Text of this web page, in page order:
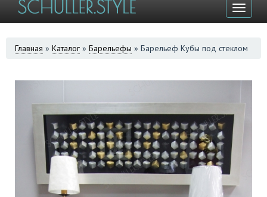
ВЫ
Главная » Каталог » Барельефы » Барельеф Кубы под стеклом